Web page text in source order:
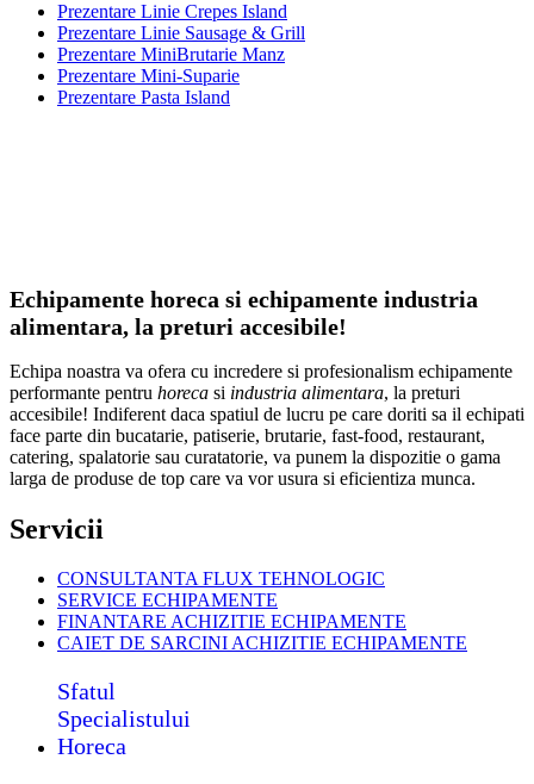
Prezentare Linie Crepes Island
Prezentare Linie Sausage & Grill
Prezentare MiniBrutarie Manz
Prezentare Mini-Suparie
Prezentare Pasta Island
Echipamente horeca si echipamente industria
alimentara, la preturi accesibile!
Echipa noastra va ofera cu incredere si profesionalism echipamente
performante pentru horeca si industria alimentara, la preturi
accesibile! Indiferent daca spatiul de lucru pe care doriti sa il echipati
face parte din bucatarie, patiserie, brutarie, fast-food, restaurant,
catering, spalatorie sau curatatorie, va punem la dispozitie o gama
larga de produse de top care va vor usura si eficientiza munca.
Servicii
CONSULTANTA FLUX TEHNOLOGIC
SERVICE ECHIPAMENTE
FINANTARE ACHIZITIE ECHIPAMENTE
CAIET DE SARCINI ACHIZITIE ECHIPAMENTE
Sfatul
Specialistului
Horeca